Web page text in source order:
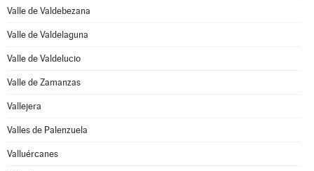
Valle de Valdebezana
Valle de Valdelaguna
Valle de Valdelucio
Valle de Zamanzas
Vallejera
Valles de Palenzuela
Valluércanes